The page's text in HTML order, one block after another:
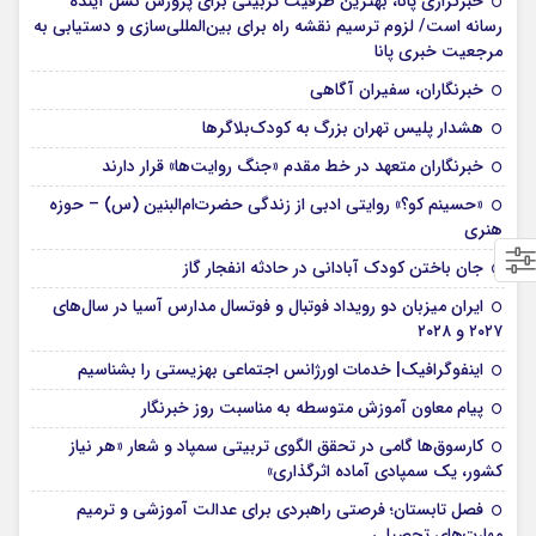
رسانه است/ لزوم ترسیم نقشه راه برای بین‌المللی‌سازی و دستیابی به
مرجعیت خبری پانا
خبرنگاران، سفیران آگاهی
هشدار پلیس تهران بزرگ به کودک‌بلاگرها
خبرنگاران متعهد در خط مقدم «جنگ روایت‌ها» قرار دارند
«حسینم کو؟» روایتی ادبی از زندگی حضرت‌ام‌البنین (س) – حوزه
هنری
جان باختن کودک آبادانی در حادثه انفجار گاز
ایران میزبان دو رویداد فوتبال و فوتسال مدارس آسیا در سال‌های
۲۰۲۷ و ۲۰۲۸
اینفوگرافیک| خدمات اورژانس اجتماعی بهزیستی را بشناسیم
پیام معاون آموزش متوسطه به مناسبت روز خبرنگار
کارسوق‌ها گامی در تحقق الگوی تربیتی سمپاد و شعار «هر نیاز
کشور، یک سمپادی آماده اثرگذاری»
فصل تابستان؛ فرصتی راهبردی برای عدالت آموزشی و ترمیم